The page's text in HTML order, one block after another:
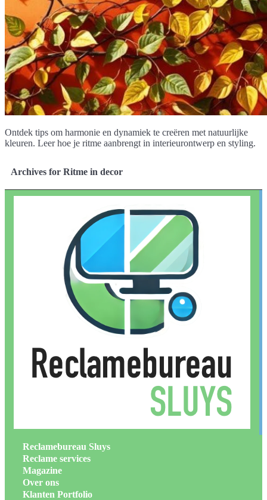
Ontdek tips om harmonie en dynamiek te creëren met natuurlijke
kleuren. Leer hoe je ritme aanbrengt in interieurontwerp en styling.
Archives for Ritme in decor
Reclamebureau Sluys
Reclame services
Magazine
Over ons
Klanten Portfolio